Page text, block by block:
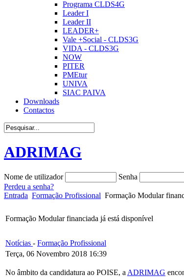
Programa CLDS4G
Leader I
Leader II
LEADER+
Vale +Social - CLDS3G
VIDA - CLDS3G
NOW
PITER
PMEtur
UNIVA
SIAC PAIVA
Downloads
Contactos
ADRIMAG
Nome de utilizador
Senha
Perdeu a senha?
Entrada Formação Profissional Formação Modular
Formação Modular financiada já está disponível
Notícias - Formação Profissional
Terça, 06 Novembro 2018 16:39
No âmbito da candidatura ao POISE, a ADRIMAG